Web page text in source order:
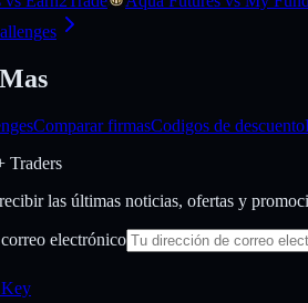
Comparar firmasCodigos de descuento
Traders
las últimas noticias, ofertas y
electrónico